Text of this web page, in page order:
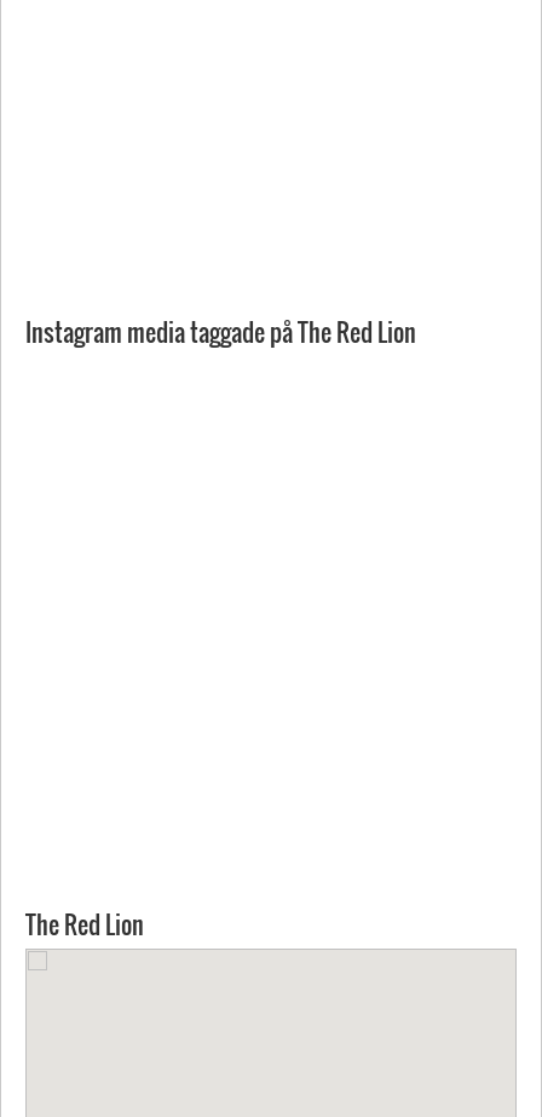
Instagram media taggade på The Red Lion
The Red Lion